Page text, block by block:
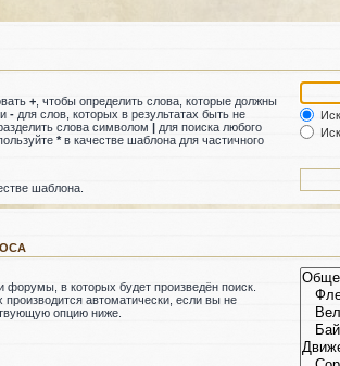
+ , чтобы определить слова, которые должны
- для слов, которых в результатах быть не
слова символом | для поиска любого
*в качестве шаблона для частичного
шаблона.
в которых будет произведён поиск.
автоматически, если вы не
опцию ниже.